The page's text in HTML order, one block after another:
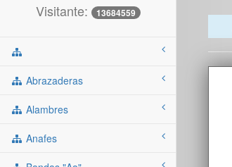
Visitante: 13684559
Abrazaderas
Alambres
Anafes